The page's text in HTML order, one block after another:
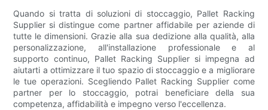
Quando si tratta di soluzioni di stoccaggio, Pallet Racking
Supplier si distingue come partner affidabile per aziende di
tutte le dimensioni. Grazie alla sua dedizione alla qualità, alla
personalizzazione, all'installazione professionale e al
supporto continuo, Pallet Racking Supplier si impegna ad
aiutarti a ottimizzare il tuo spazio di stoccaggio e a migliorare
le tue operazioni. Scegliendo Pallet Racking Supplier come
partner per lo stoccaggio, potrai beneficiare della sua
competenza, affidabilità e impegno verso l'eccellenza.